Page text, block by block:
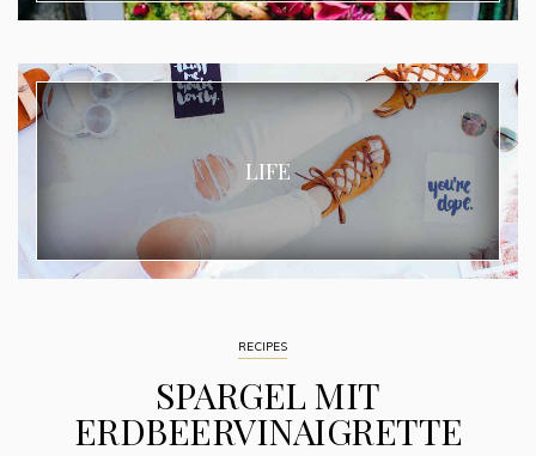
LIFE
RECIPES
SPARGEL MIT
ERDBEERVINAIGRETTE